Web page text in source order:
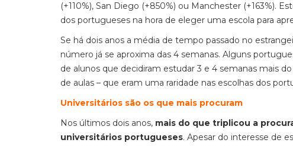
(+110%), San Diego (+850%) ou Manchester (+163%).
dos portugueses na hora de eleger uma escola para
Se há dois anos a média de tempo passado no
número já se aproxima das 4 semanas. Alguns
de alunos que decidiram estudar 3 e 4 semanas mais
de aulas – que eram uma raridade nas escolhas dos
Universitários são os que mais procuram
Nos últimos dois anos, mais do que triplicou a
universitários portugueses. Apesar do interesse de